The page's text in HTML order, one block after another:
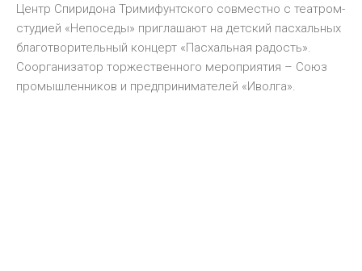
Центр Спиридона Тримифунтского совместно с театром-
студией «Непоседы» приглашают на детский пасхальных
благотворительный концерт «Пасхальная радость».
Соорганизатор торжественного мероприятия – Союз
промышленников и предпринимателей «Иволга».